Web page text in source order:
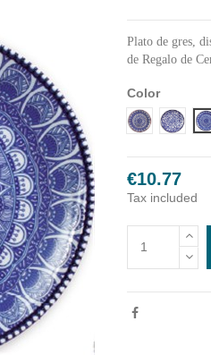
Plato de gres,
de Regalo de
Color
DISEÑO 1
€10.77
Tax included